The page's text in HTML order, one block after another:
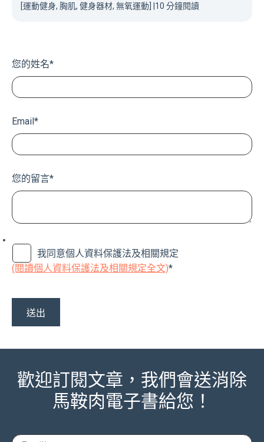
[運動健身, 胸肌, 健身器材, 無氧運動] 10 分鐘閱讀
您的姓名*
Email*
您的留言*
我同意個人資料保護法及相關規定
(閱讀個人資料保護法及相關規定全文)*
歡迎訂閱文章，我們會送消除
馬鞍肉電子書給您！